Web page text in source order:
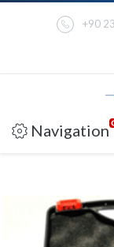
+90
Navigation